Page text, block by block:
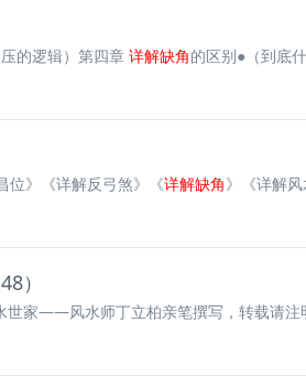
的逻辑）第四章 详解缺角的区别●（到底
》《详解反弓煞》《详解缺角》《详解
）
家——风水师丁立柏亲笔撰写，转载请注